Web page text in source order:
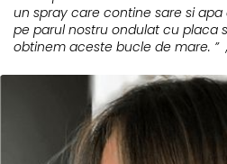
un spray care contine sare si
pe parul nostru ondulat cu placa
obtinem aceste bucle de mare. ” ,